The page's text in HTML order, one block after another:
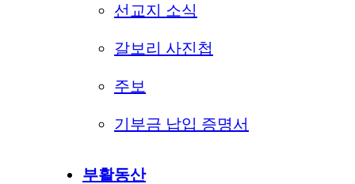
선교지 소식
갈보리 사진첩
주보
기부금 납입 증명서
부활동산